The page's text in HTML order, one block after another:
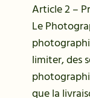
Article 2 –
Le
limiter, des
que la